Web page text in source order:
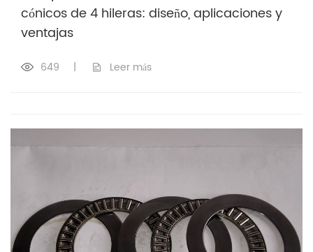
cónicos de 4 hileras: diseño, aplicaciones y
ventajas
649 | Leer más